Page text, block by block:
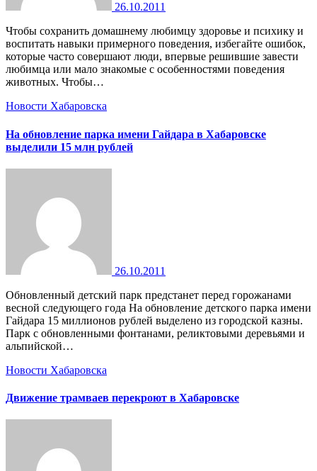
26.10.2011
Чтобы сохранить домашнему любимцу здоровье и психику и
воспитать навыки примерного поведения, избегайте ошибок,
которые часто совершают люди, впервые решившие завести
любимца или мало знакомые с особенностями поведения
животных. Чтобы…
Новости Хабаровска
На обновление парка имени Гайдара в Хабаровске
выделили 15 млн рублей
26.10.2011
Обновленный детский парк предстанет перед горожанами
весной следующего года На обновление детского парка имени
Гайдара 15 миллионов рублей выделено из городской казны.
Парк с обновленными фонтанами, реликтовыми деревьями и
альпийской…
Новости Хабаровска
Движение трамваев перекроют в Хабаровске